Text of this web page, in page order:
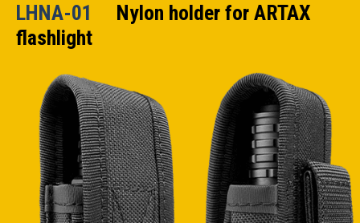
LHNA-01
Nylon holder for ARTAX
flashlight